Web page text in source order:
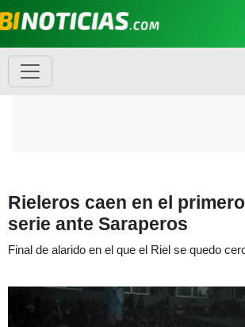
Rieleros caen en el
serie ante Saraperos
Final de alarido en el que el Riel se quedo